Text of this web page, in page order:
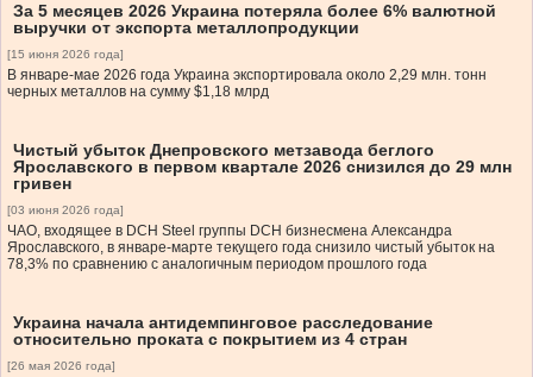
За 5 месяцев 2026 Украина потеряла более 6% валютной
выручки от экспорта металлопродукции
[15 июня 2026 года]
В январе-мае 2026 года Украина экспортировала около 2,29 млн. тонн
черных металлов на сумму $1,18 млрд
Чистый убыток Днепровского метзавода беглого
Ярославского в первом квартале 2026 снизился до 29 млн
гривен
[03 июня 2026 года]
ЧАО, входящее в DCH Steel группы DCH бизнесмена Александра
Ярославского, в январе-марте текущего года снизило чистый убыток на
78,3% по сравнению с аналогичным периодом прошлого года
Украина начала антидемпинговое расследование
относительно проката с покрытием из 4 стран
[26 мая 2026 года]